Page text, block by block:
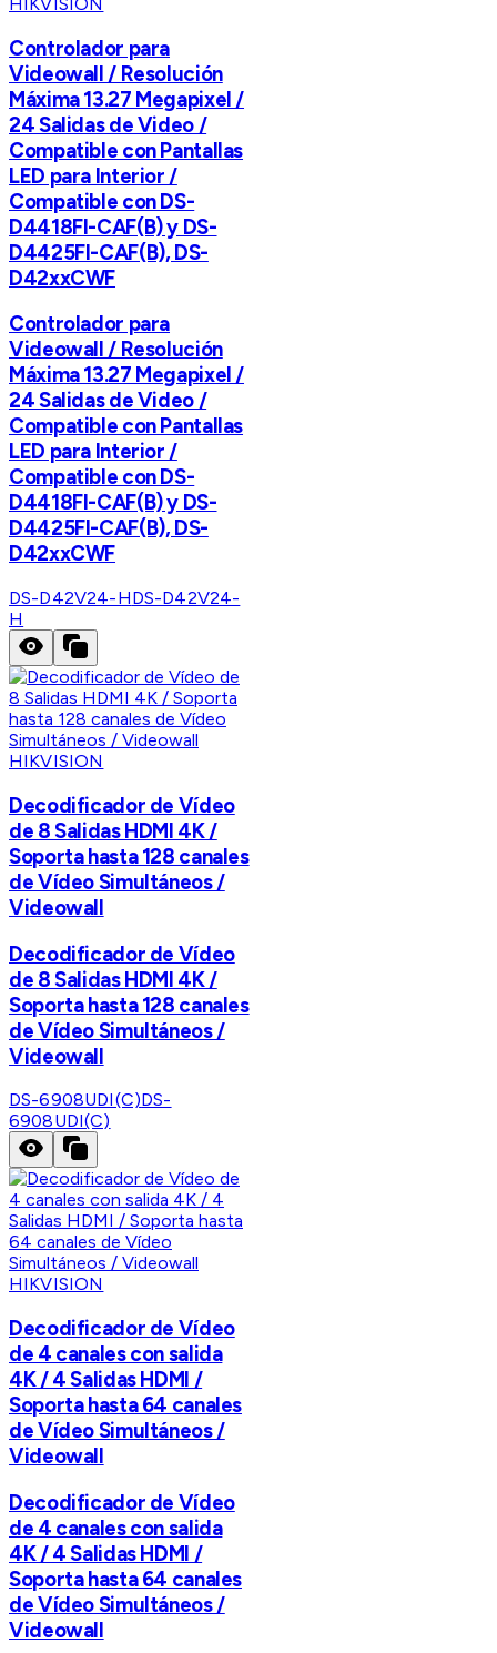
Controlador para
Videowall / Resolución
Máxima 13.27 Megapixel /
24 Salidas de Video /
Compatible con Pantallas
LED para Interior /
Compatible con DS-
D4418FI-CAF(B) y DS-
D4425FI-CAF(B), DS-
D42xxCWF
Controlador para
Videowall / Resolución
Máxima 13.27 Megapixel /
24 Salidas de Video /
Compatible con Pantallas
LED para Interior /
Compatible con DS-
D4418FI-CAF(B) y DS-
D4425FI-CAF(B), DS-
D42xxCWF
DS-D42V24-HDS-D42V24-
H
HIKVISION
Decodificador de Vídeo
de 8 Salidas HDMI 4K /
Soporta hasta 128 canales
de Vídeo Simultáneos /
Videowall
Decodificador de Vídeo
de 8 Salidas HDMI 4K /
Soporta hasta 128 canales
de Vídeo Simultáneos /
Videowall
DS-6908UDI(C)DS-
6908UDI(C)
HIKVISION
Decodificador de Vídeo
de 4 canales con salida
4K / 4 Salidas HDMI /
Soporta hasta 64 canales
de Vídeo Simultáneos /
Videowall
Decodificador de Vídeo
de 4 canales con salida
4K / 4 Salidas HDMI /
Soporta hasta 64 canales
de Vídeo Simultáneos /
Videowall